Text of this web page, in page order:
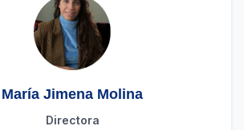
María Jimena Molina
Directora